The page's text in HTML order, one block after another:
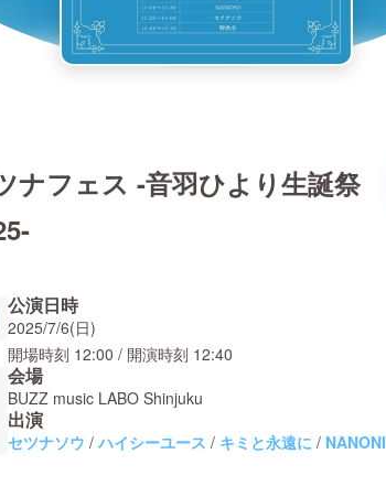
ナフェス -音羽ひより生誕祭
公演日時
2025/7/6(日)
開場時刻 12:00 / 開演時刻 12:40
会場
BUZZ music LABO Shinjuku
出演
セツナソウ / ハイシーユース / キミと永遠に / NANONI